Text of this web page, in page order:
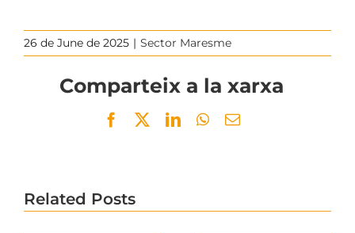
26 de June de 2025 | Sector Maresme
Comparteix a la xarxa
Facebook
TwitterLinkedInWhatsApp
Email
Related Posts